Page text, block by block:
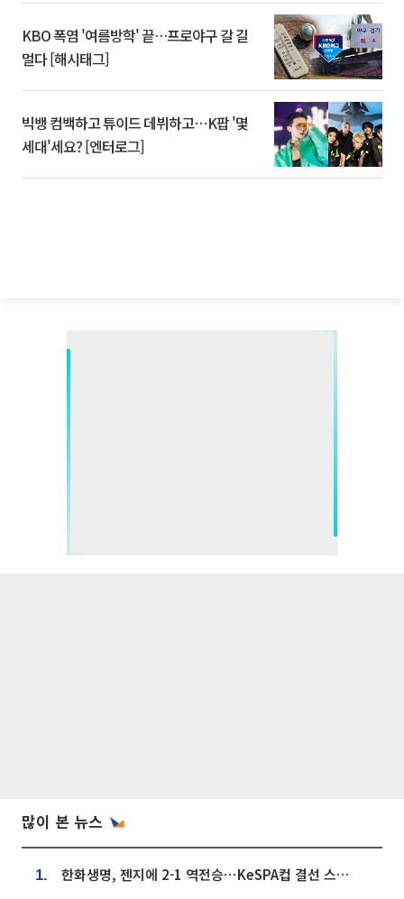
KBO 폭염 '여름방학' 끝…프로야구 갈 길
멀다 [해시태그]
빅뱅 컴백하고 튜이드 데뷔하고⋯K팝 '몇
세대'세요? [엔터로그]
많이 본 뉴스
1. 한화생명, 젠지에 2-1 역전승⋯KeSPA컵 결선 스테이지 2 직행